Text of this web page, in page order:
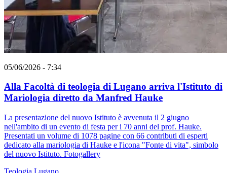
05/06/2026 - 7:34
Alla Facoltà di teologia di Lugano arriva l'Istituto di
Mariologia diretto da Manfred Hauke
La presentazione del nuovo Istituto è avvenuta il 2 giugno
nell'ambito di un evento di festa per i 70 anni del prof. Hauke.
Presentati un volume di 1078 pagine con 66 contributi di esperti
dedicato alla mariologia di Hauke e l'icona "Fonte di vita", simbolo
del nuovo Istituto. Fotogallery
Teologia Lugano